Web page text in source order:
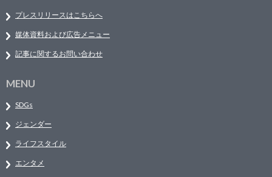
プレスリリースはこちらへ
媒体資料および広告メニュー
記事に関するお問い合わせ
MENU
SDGs
ジェンダー
ライフスタイル
エンタメ